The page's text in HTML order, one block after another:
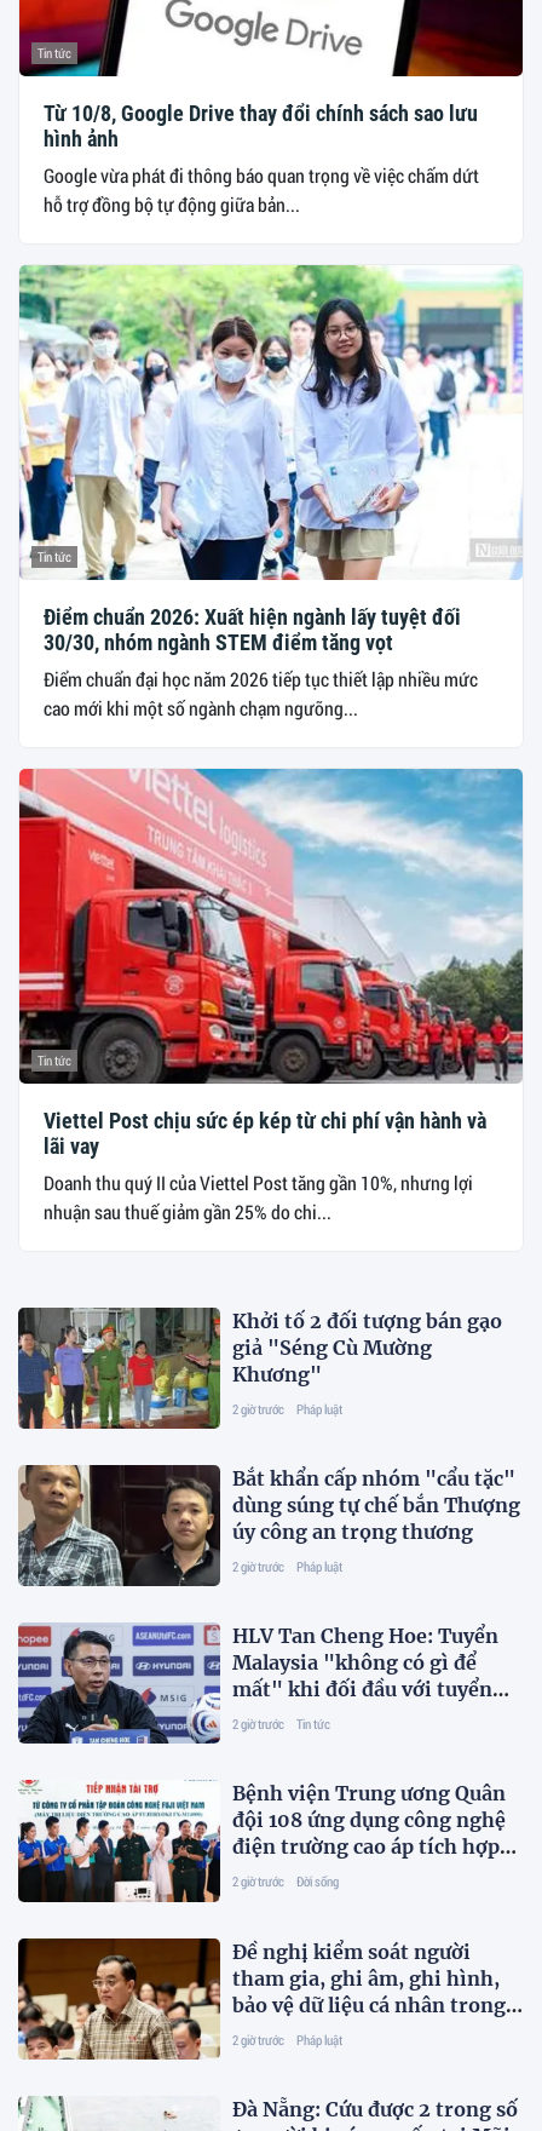
Tin tức
Từ 10/8, Google Drive thay đổi chính sách sao lưu
hình ảnh
Google vừa phát đi thông báo quan trọng về việc chấm dứt
hỗ trợ đồng bộ tự động giữa bản...
Tin tức
Điểm chuẩn 2026: Xuất hiện ngành lấy tuyệt đối
30/30, nhóm ngành STEM điểm tăng vọt
Điểm chuẩn đại học năm 2026 tiếp tục thiết lập nhiều mức
cao mới khi một số ngành chạm ngưỡng...
Tin tức
Viettel Post chịu sức ép kép từ chi phí vận hành và
lãi vay
Doanh thu quý II của Viettel Post tăng gần 10%, nhưng lợi
nhuận sau thuế giảm gần 25% do chi...
Khởi tố 2 đối tượng bán gạo
giả "Séng Cù Mường
Khương"
2 giờ trước Pháp luật
Bắt khẩn cấp nhóm "cẩu tặc"
dùng súng tự chế bắn Thượng
úy công an trọng thương
2 giờ trước Pháp luật
HLV Tan Cheng Hoe: Tuyển
Malaysia "không có gì để
mất" khi đối đầu với tuyển
Việt Nam ở bán kết ASEAN
2 giờ trước Tin tức
Bệnh viện Trung ương Quân
đội 108 ứng dụng công nghệ
điện trường cao áp tích hợp
AI trong phục hồi chức năng
2 giờ trước Đời sống
Đề nghị kiểm soát người
tham gia, ghi âm, ghi hình,
bảo vệ dữ liệu cá nhân trong
hòa giải trực tuyến
2 giờ trước Pháp luật
Đà Nẵng: Cứu được 2 trong số